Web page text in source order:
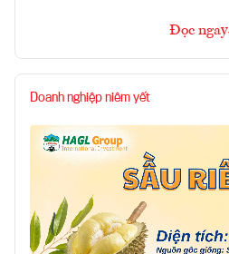
Đọc ngay
Doanh nghiệp niêm yết